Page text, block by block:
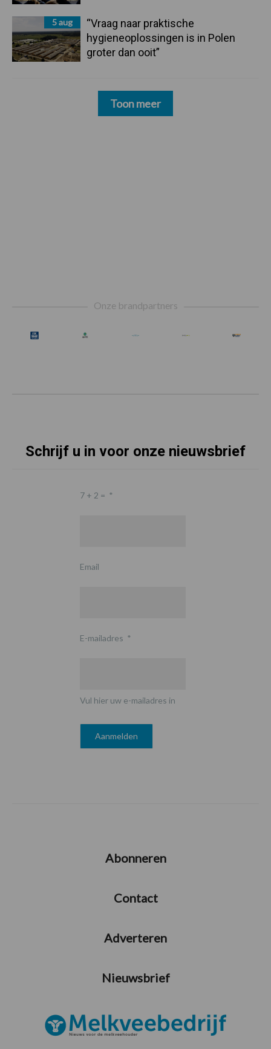
5 aug
“Vraag naar praktische
hygieneoplossingen is in Polen
groter dan ooit”
Toon meer
Onze brandpartners
Schrijf u in voor onze nieuwsbrief
7 + 2 = *
Email
E-mailadres *
Vul hier uw e-mailadres in
Abonneren
Contact
Adverteren
Nieuwsbrief